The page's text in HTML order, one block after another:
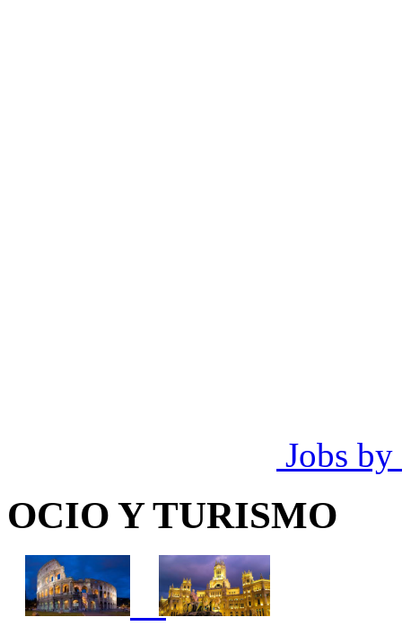
Jobs by
OCIO Y TURISMO